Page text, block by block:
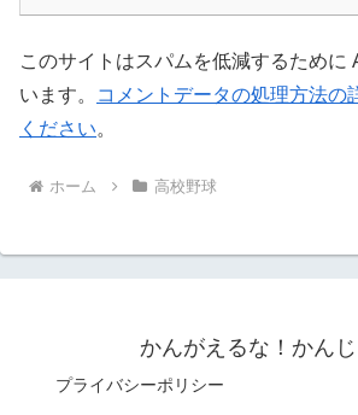
このサイトはスパムを低減するために
います。
コメントデータの処理方法の
ください。
ホーム 高校野球
かんがえるな！かんじ
プライバシーポリシー